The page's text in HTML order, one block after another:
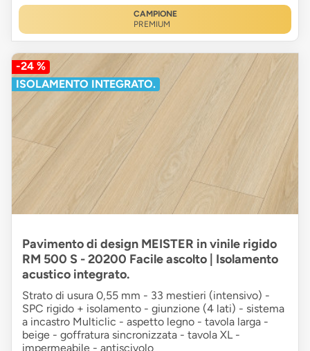
CAMPIONE
PREMIUM
-24 %
ISOLAMENTO INTEGRATO.
Pavimento di design MEISTER in vinile rigido
RM 500 S - 20200 Facile ascolto | Isolamento
acustico integrato.
Strato di usura 0,55 mm - 33 mestieri (intensivo) -
SPC rigido + isolamento - giunzione (4 lati) - sistema
a incastro Multiclic - aspetto legno - tavola larga -
beige - goffratura sincronizzata - tavola XL -
impermeabile - antiscivolo